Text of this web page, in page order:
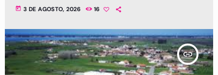
today 3 DE AGOSTO, 2026 16
insert_link